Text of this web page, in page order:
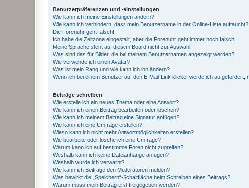
Benutzerpräferenzen und -einstellungen
Wie kann ich meine Einstellungen ändern?
Wie kann ich verhindern, dass mein Benutzername in der Online-Liste auftaucht?
Die Forenuhr geht falsch!
Ich habe die Zeitzone eingestellt, aber die Forenuhr geht immer noch falsch!
Meine Sprache steht auf diesem Board nicht zur Auswahl!
Was sind das für Bilder, die bei meinem Benutzernamen angezeigt werden?
Wie verwende ich einen Avatar?
Was ist mein Rang und wie kann ich ihn ändern?
Wenn ich bei einem Benutzer auf den E-Mail-Link klicke, werde ich aufgefordert,
Beiträge schreiben
Wie erstelle ich ein neues Thema oder eine Antwort?
Wie kann ich einen Beitrag bearbeiten oder löschen?
Wie kann ich meinem Beitrag eine Signatur anfügen?
Wie kann ich eine Umfrage erstellen?
Wieso kann ich nicht mehr Antwortmöglichkeiten erstellen?
Wie bearbeite oder lösche ich eine Umfrage?
Warum kann ich auf bestimmte Foren nicht zugreifen?
Weshalb kann ich keine Dateianhänge anfügen?
Weshalb wurde ich verwarnt?
Wie kann ich Beiträge den Moderatoren melden?
Was bewirkt die „Speichern“-Schaltfläche beim Schreiben eines Beitrags?
Warum muss mein Beitrag erst freigegeben werden?